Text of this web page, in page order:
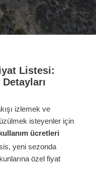
Listesi:
izlemek ve
isteyenler için
ücretleri
yeni sezonda
özel fiyat